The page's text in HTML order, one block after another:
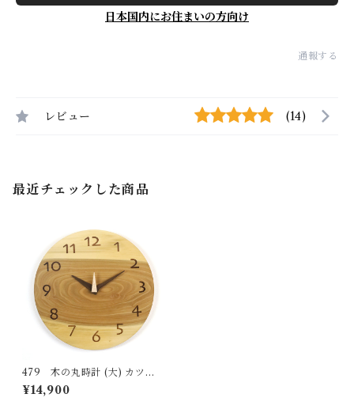
日本国内にお住まいの方向け
通報する
レビュー (14)
最近チェックした商品
479 木の丸時計 (大) カツ
ラ 国産 一点物 SWING オ
リジナル 無垢 新築祝い 結婚祝
¥14,900